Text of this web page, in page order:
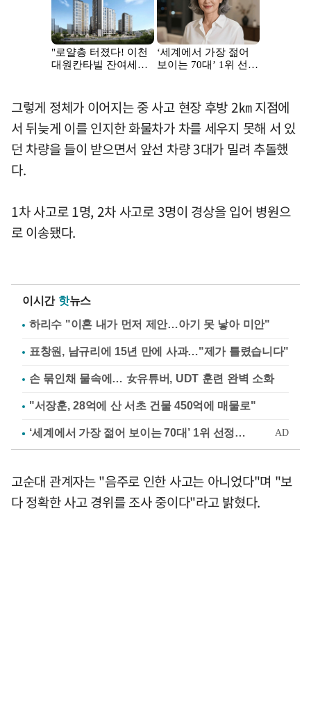
그렇게 정체가 이어지는 중 사고 현장 후방 2㎞ 지점에
서 뒤늦게 이를 인지한 화물차가 차를 세우지 못해 서 있
던 차량을 들이 받으면서 앞선 차량 3대가 밀려 추돌했
다.
1차 사고로 1명, 2차 사고로 3명이 경상을 입어 병원으
로 이송됐다.
이시간 핫뉴스
하리수 "이혼 내가 먼저 제안…아기 못 낳아 미안"
표창원, 남규리에 15년 만에 사과…"제가 틀렸습니다"
손 묶인채 물속에… 女유튜버, UDT 훈련 완벽 소화
"서장훈, 28억에 산 서초 건물 450억에 매물로"
고순대 관계자는 "음주로 인한 사고는 아니었다"며 "보
다 정확한 사고 경위를 조사 중이다"라고 밝혔다.